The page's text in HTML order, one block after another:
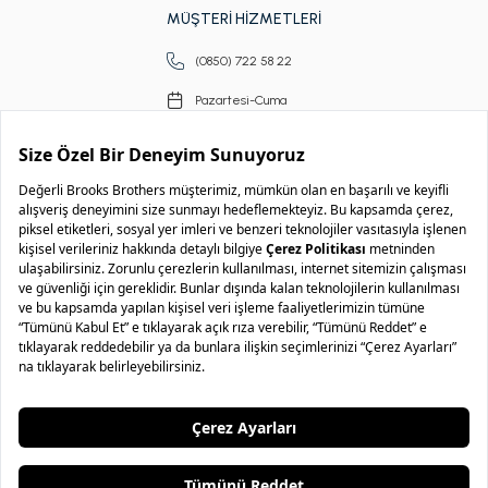
MÜŞTERİ HİZMETLERİ
(0850) 722 58 22
Pazartesi-Cuma